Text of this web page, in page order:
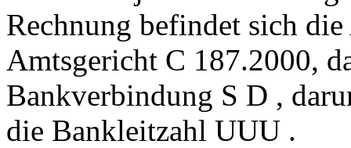
Rechnung befindet sich
Amtsgericht C 187.2000,
Bankverbindung S D ,
die Bankleitzahl UUU .